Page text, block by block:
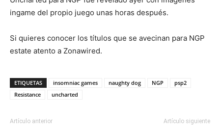
ingame del propio juego unas horas después.
Si quieres conocer los títulos que se avecinan para NGP
estate atento a Zonawired.
ETIQUETAS insomniac games naughty dog NGP
psp2
Resistance
uncharted
Artículo anterior Artículo siguiente